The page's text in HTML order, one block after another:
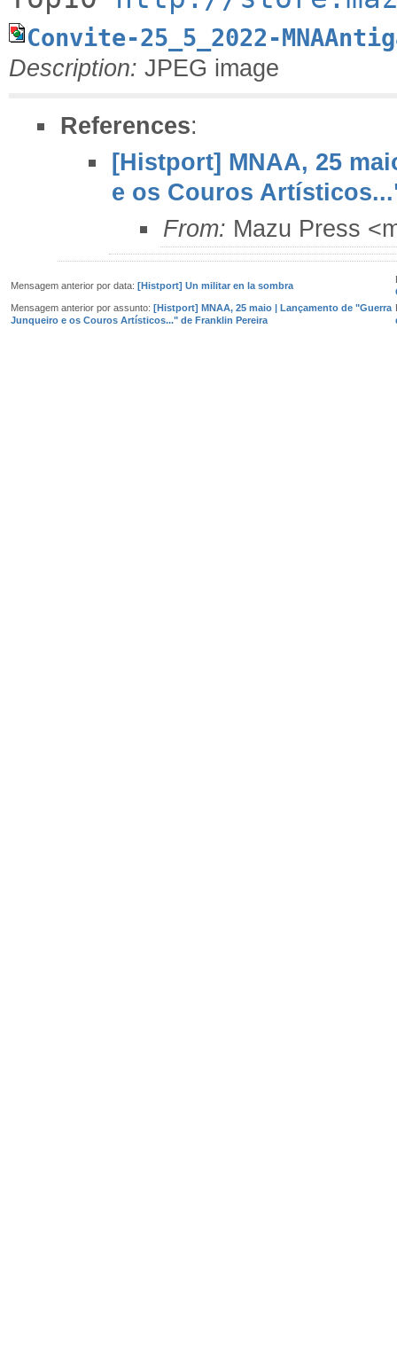
Convite-25_5_2022-
Description: JPEG image
References:
[Histport] MNAA, 25
e os Couros
From: Mazu Press
Mensagem anterior por data: [Histport] Un militar en la sombra
Mensagem anterior por assunto: [Histport] MNAA, 25 maio | Lançamento de "Guerra
Junqueiro e os Couros Artísticos..." de Franklin Pereira